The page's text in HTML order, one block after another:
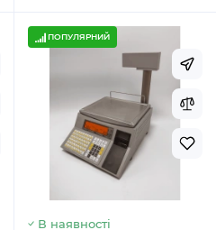
ПОПУЛЯРНИЙ
В наявності